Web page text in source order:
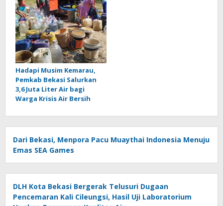
Hadapi Musim Kemarau,
Pemkab Bekasi Salurkan
3,6 Juta Liter Air bagi
Warga Krisis Air Bersih
Dari Bekasi, Menpora Pacu Muaythai Indonesia Menuju
Emas SEA Games
DLH Kota Bekasi Bergerak Telusuri Dugaan
Pencemaran Kali Cileungsi, Hasil Uji Laboratorium